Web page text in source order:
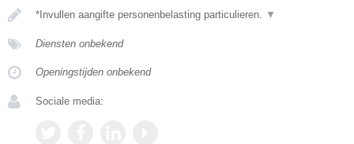
*Invullen aangifte personenbelasting particulieren. ▼
Diensten onbekend
Openingstijden onbekend
Sociale media: